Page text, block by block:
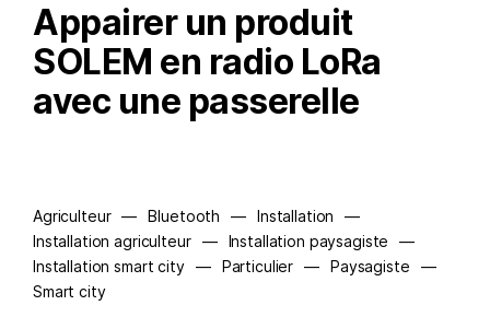
Appairer un produit
SOLEM en radio LoRa
avec une passerelle
Agriculteur — Bluetooth — Installation
—
Installation agriculteur
— Installation paysagiste
—
Installation smart city
— Particulier — Paysagiste
—
Smart city